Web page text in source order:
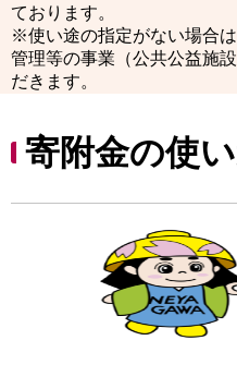
ております。
※使い途の指定がない場合
管理等の事業（公共公益施
だきます。
寄附金の使